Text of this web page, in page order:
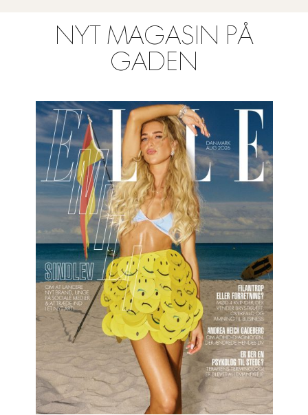
NYT MAGASIN PÅ
GADEN